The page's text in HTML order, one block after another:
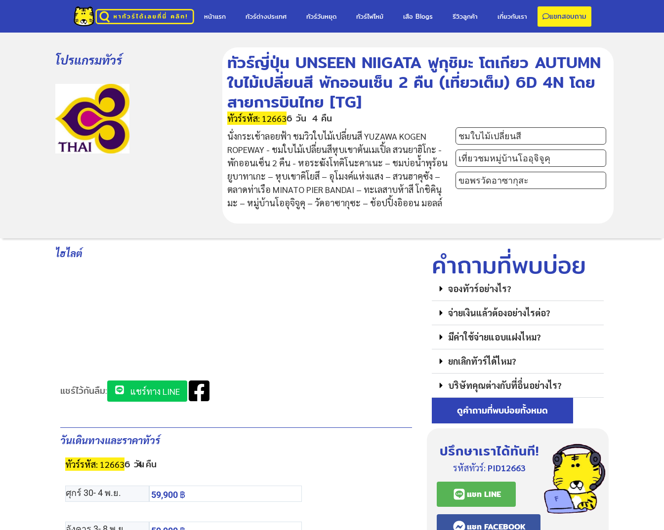
หน้าแรก ทัวร์ต่างประเทศ ทัวร์วันหยุด ทัวร์ไฟไหม้ เสือ Blogs รีวิวลูกค้า เกี่ยวกับเรา แชทสอบถาม
โปรแกรมทัวร์
ทัวร์ญี่ปุ่น UNSEEN NIIGATA ฟูกุชิมะ โตเกียว AUTUMN
ใบไม้เปลี่ยนสี พักออนเซ็น 2 คืน (เที่ยวเต็ม) 6D 4N โดย
สายการบินไทย [TG]
ทัวร์รหัส: 126636 วัน 4 คืน
นั่งกระเช้าลอยฟ้า ชมวิวใบไม้เปลี่ยนสี YUZAWA KOGEN
ROPEWAY - ชมใบไม้เปลี่ยนสีหุบเขาต้นเมเปิ้ล สวนยาฮิโกะ -
พักออนเซ็น 2 คืน - หอระฆังโทคิโนะคาเนะ – ชมบ่อน้ำพุร้อน
ยูบาทาเกะ – หุบเขาคิโยสึ – อุโมงค์แห่งแสง – สวนฮาคุซัง –
ตลาดท่าเรือ MINATO PIER BANDAI – ทะเลสาบห้าสี โกชิคินุ
มะ – หมู่บ้านโออุจิจูคุ – วัดอาซากุซะ – ช้อปปิ้งอิออน มอลล์
ชมใบไม้เปลี่ยนสี
เที่ยวชมหมู่บ้านโออุจิจูคุ
ขอพรวัดอาซากุสะ
ไฮไลต์
แชร์ไว้กันลืม: แชร์ทาง LINE
วันเดินทางและราคาทัวร์
ทัวร์รหัส: 126636 วัน4 คืน
ศุกร์ 30- 4 พ.ย. 59,900 ฿
คำถามที่พบบ่อย
จองทัวร์อย่างไร?
จ่ายเงินแล้วต้องอย่างไรต่อ?
มีค่าใช้จ่ายแอบแฝงไหม?
ยกเลิกทัวร์ได้ไหม?
บริษัทคุณต่างกับที่อื่นอย่างไร?
ดูคำถามที่พบบ่อยทั้งหมด
ปรึกษาเราได้ทันที!
รหัสทัวร์: PID12663
แชท LINE
แชท FACEBOOK